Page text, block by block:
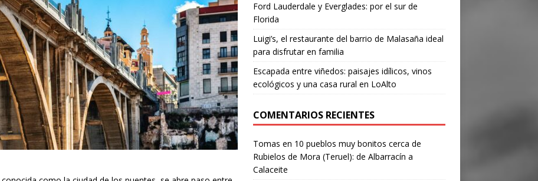
Ford Lauderdale y Everglades: por el sur de
Florida
Luigi’s, el restaurante del barrio de Malasaña ideal
para disfrutar en familia
Escapada entre viñedos: paisajes idílicos, vinos
ecológicos y una casa rural en LoAlto
COMENTARIOS RECIENTES
Tomas en 10 pueblos muy bonitos cerca de
Rubielos de Mora (Teruel): de Albarracín a
Calaceite